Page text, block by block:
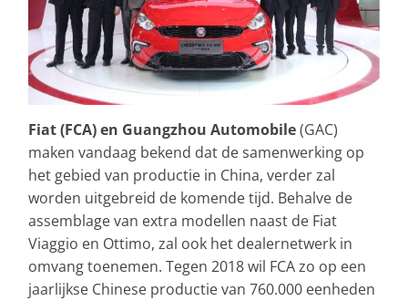
Fiat (FCA) en Guangzhou Automobile(GAC)
maken vandaag bekend dat de samenwerking op
het gebied van productie in China, verder zal
worden uitgebreid de komende tijd. Behalve de
assemblage van extra modellen naast de Fiat
Viaggio en Ottimo, zal ook het dealernetwerk in
omvang toenemen. Tegen 2018 wil FCA zo op een
jaarlijkse Chinese productie van 760.000 eenheden